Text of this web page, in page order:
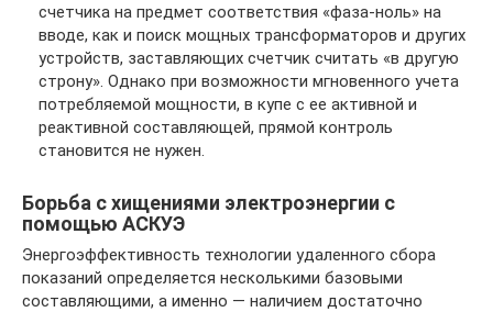
счетчика на предмет соответствия «фаза-ноль» на
вводе, как и поиск мощных трансформаторов и других
устройств, заставляющих счетчик считать «в другую
строну». Однако при возможности мгновенного учета
потребляемой мощности, в купе с ее активной и
реактивной составляющей, прямой контроль
становится не нужен.
Борьба с хищениями электроэнергии с
помощью АСКУЭ
Энергоэффективность технологии удаленного сбора
показаний определяется несколькими базовыми
составляющими, а именно — наличием достаточно